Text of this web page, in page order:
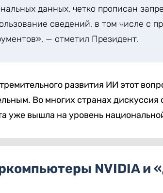
данных, четко прописан
сведений, в том числе с
— отметил Президент.
развития ИИ этот
Во многих странах дискуссия
уже вышла на уровень
NVIDIA и